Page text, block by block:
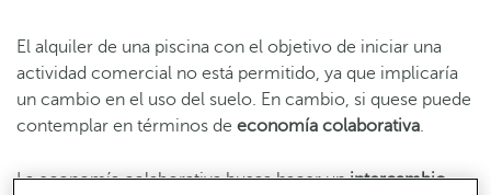
El alquiler de una piscina con el objetivo de iniciar una
actividad comercial no está permitido, ya que implicaría
un cambio en el uso del suelo. En cambio, si quese puede
contemplar en términos de economía colaborativa.
La economía colaborativa busca hacer unintercambio